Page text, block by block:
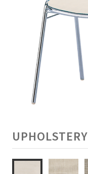
UPHOLSTERY